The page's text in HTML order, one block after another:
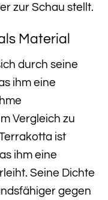
zur Schau stellt.
Material
durch seine
ihm eine
Vergleich zu
ist
ihm eine
Seine Dichte
gegen